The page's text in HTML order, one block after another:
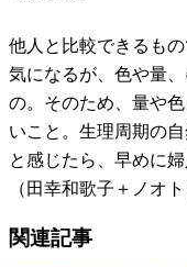
他人と比較できるも
気になるが、色や量
の。そのため、量や
いこと。生理周期の
と感じたら、早めに
（田幸和歌子＋ノオト
関連記事